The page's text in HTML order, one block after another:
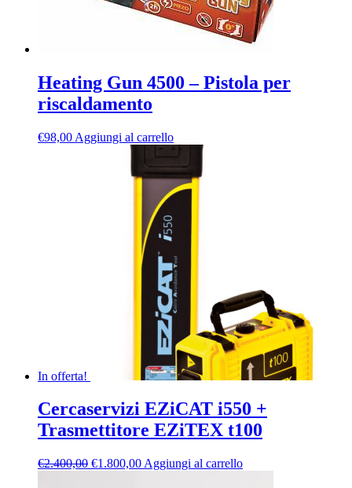
Heating Gun 4500 – Pistola per
riscaldamento
€98,00 Aggiungi al carrello
In offerta!
Cercaservizi EZiCAT i550 +
Trasmettitore EZiTEX t100
€2.400,00 Il
€1.800,00IlAggiungi al carrello